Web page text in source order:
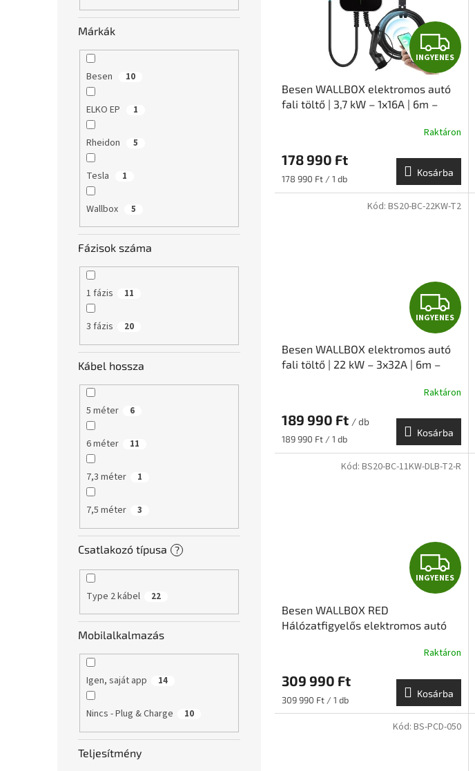
Márkák
Besen 10
ELKO EP 1
Rheidon 5
Tesla 1
Wallbox 5
Fázisok száma
1 fázis 11
3 fázis 20
Kábel hossza
5 méter 6
6 méter 11
7,3 méter 1
7,5 méter 3
Csatlakozó típusa ?
Type 2 kábel 22
Mobilalkalmazás
Igen, saját app 14
Nincs - Plug & Charge 10
Teljesítmény
I
N
G
Y
E
N
E
INGYENES
Besen WALLBOX elektromos autó
fali töltő | 3,7 kW – 1x16A | 6m –
Raktáron
178 990 Ft
Egységár:
178 990 Ft / 1 db
Kosárba
I
N
G
Y
E
N
E
INGYENES
Besen WALLBOX elektromos autó
fali töltő | 22 kW – 3x32A | 6m –
Raktáron
189 990 Ft / db
Egységár:
189 990 Ft / 1 db
Kosárba
Kód: BS20-BC-22KW-T2
I
N
Y
E
N
E
INGYENES
Besen WALLBOX RED
Hálózatfigyelős elektromos autó
Raktáron
309 990 Ft
Egységár:
309 990 Ft / 1 db
Kosárba
Kód: BS20-BC-11KW-DLB-T2-R
Kód: BS-PCD-050